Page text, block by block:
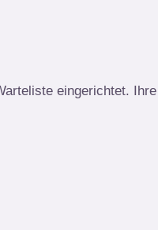
eingerichtet. Ihre